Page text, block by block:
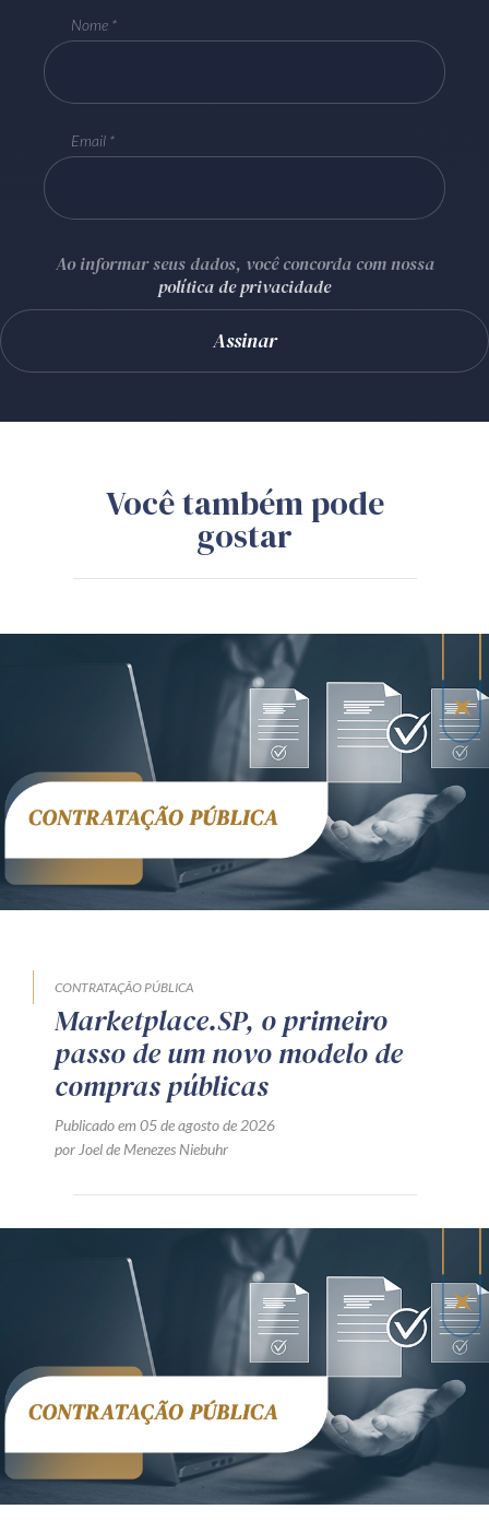
Nome
Email
Ao informar seus dados, você concorda com nossa
política de privacidade
Você também pode
gostar
CONTRATAÇÃO PÚBLICA
Marketplace.SP, o primeiro
passo de um novo modelo de
compras públicas
Publicado em 05 de agosto de 2026
por Joel de Menezes Niebuhr